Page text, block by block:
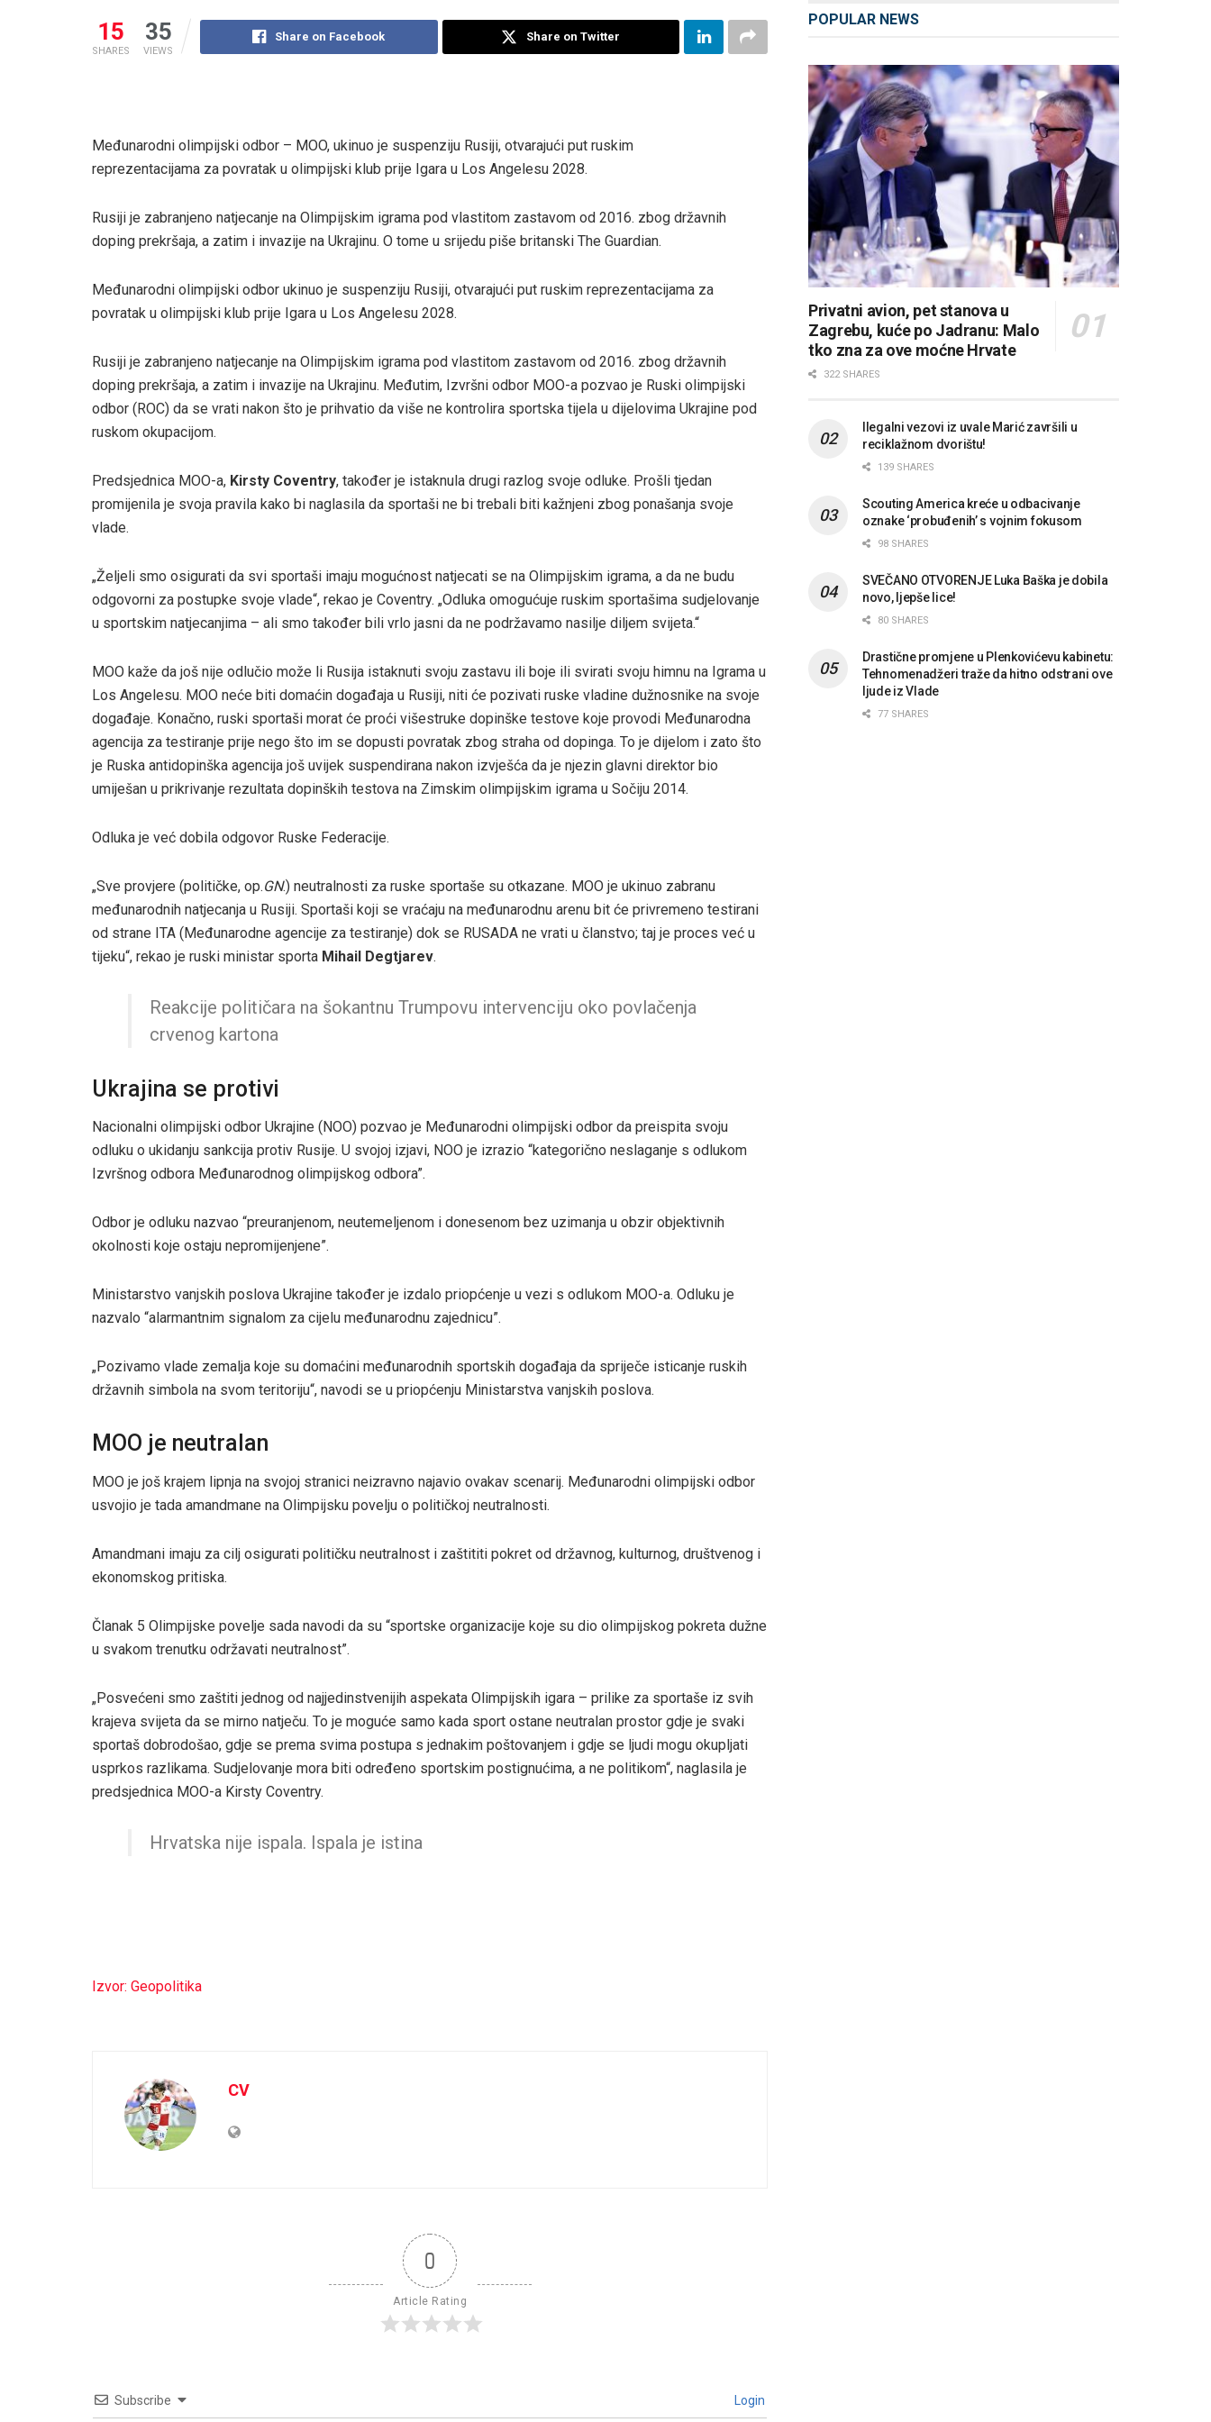
15
SHARES
35
VIEWS
Share on Facebook Share on Twitter
Međunarodni olimpijski odbor – MOO, ukinuo je suspenziju Rusiji, otvarajući put ruskim
reprezentacijama za povratak u olimpijski klub prije Igara u Los Angelesu 2028.
Rusiji je zabranjeno natjecanje na Olimpijskim igrama pod vlastitom zastavom od 2016. zbog državnih
doping prekršaja, a zatim i invazije na Ukrajinu. O tome u srijedu piše britanski The Guardian.
Međunarodni olimpijski odbor ukinuo je suspenziju Rusiji, otvarajući put ruskim reprezentacijama za
povratak u olimpijski klub prije Igara u Los Angelesu 2028.
Rusiji je zabranjeno natjecanje na Olimpijskim igrama pod vlastitom zastavom od 2016. zbog državnih
doping prekršaja, a zatim i invazije na Ukrajinu. Međutim, Izvršni odbor MOO-a pozvao je Ruski olimpijski
odbor (ROC) da se vrati nakon što je prihvatio da više ne kontrolira sportska tijela u dijelovima Ukrajine pod
ruskom okupacijom.
Predsjednica MOO-a, Kirsty Coventry, također je istaknula drugi razlog svoje odluke. Prošli tjedan
promijenila je svoja pravila kako bi naglasila da sportaši ne bi trebali biti kažnjeni zbog ponašanja svoje
vlade.
„Željeli smo osigurati da svi sportaši imaju mogućnost natjecati se na Olimpijskim igrama, a da ne budu
odgovorni za postupke svoje vlade“, rekao je Coventry. „Odluka omogućuje ruskim sportašima sudjelovanje
u sportskim natjecanjima – ali smo također bili vrlo jasni da ne podržavamo nasilje diljem svijeta.“
MOO kaže da još nije odlučio može li Rusija istaknuti svoju zastavu ili boje ili svirati svoju himnu na Igrama u
Los Angelesu. MOO neće biti domaćin događaja u Rusiji, niti će pozivati ​​ruske vladine dužnosnike na svoje
događaje. Konačno, ruski sportaši morat će proći višestruke dopinške testove koje provodi Međunarodna
agencija za testiranje prije nego što im se dopusti povratak zbog straha od dopinga. To je dijelom i zato što
je Ruska antidopinška agencija još uvijek suspendirana nakon izvješća da je njezin glavni direktor bio
umiješan u prikrivanje rezultata dopinških testova na Zimskim olimpijskim igrama u Sočiju 2014.
Odluka je već dobila odgovor Ruske Federacije.
„Sve provjere (političke, op.GN.) neutralnosti za ruske sportaše su otkazane. MOO je ukinuo zabranu
međunarodnih natjecanja u Rusiji. Sportaši koji se vraćaju na međunarodnu arenu bit će privremeno testirani
od strane ITA (Međunarodne agencije za testiranje) dok se RUSADA ne vrati u članstvo; taj je proces već u
tijeku“, rekao je ruski ministar sporta Mihail Degtjarev.
Reakcije političara na šokantnu Trumpovu intervenciju oko povlačenja
crvenog kartona
Ukrajina se protivi
Nacionalni olimpijski odbor Ukrajine (NOO) pozvao je Međunarodni olimpijski odbor da preispita svoju
odluku o ukidanju sankcija protiv Rusije. U svojoj izjavi, NOO je izrazio “kategorično neslaganje s odlukom
Izvršnog odbora Međunarodnog olimpijskog odbora”.
Odbor je odluku nazvao “preuranjenom, neutemeljenom i donesenom bez uzimanja u obzir objektivnih
okolnosti koje ostaju nepromijenjene”.
Ministarstvo vanjskih poslova Ukrajine također je izdalo priopćenje u vezi s odlukom MOO-a. Odluku je
nazvalo “alarmantnim signalom za cijelu međunarodnu zajednicu”.
„Pozivamo vlade zemalja koje su domaćini međunarodnih sportskih događaja da spriječe isticanje ruskih
državnih simbola na svom teritoriju“, navodi se u priopćenju Ministarstva vanjskih poslova.
MOO je neutralan
MOO je još krajem lipnja na svojoj stranici neizravno najavio ovakav scenarij. Međunarodni olimpijski odbor
usvojio je tada amandmane na Olimpijsku povelju o političkoj neutralnosti.
Amandmani imaju za cilj osigurati političku neutralnost i zaštititi pokret od državnog, kulturnog, društvenog i
ekonomskog pritiska.
Članak 5 Olimpijske povelje sada navodi da su “sportske organizacije koje su dio olimpijskog pokreta dužne
u svakom trenutku održavati neutralnost”.
„Posvećeni smo zaštiti jednog od najjedinstvenijih aspekata Olimpijskih igara – prilike za sportaše iz svih
krajeva svijeta da se mirno natječu. To je moguće samo kada sport ostane neutralan prostor gdje je svaki
sportaš dobrodošao, gdje se prema svima postupa s jednakim poštovanjem i gdje se ljudi mogu okupljati
usprkos razlikama. Sudjelovanje mora biti određeno sportskim postignućima, a ne politikom“, naglasila je
predsjednica MOO-a Kirsty Coventry.
Hrvatska nije ispala. Ispala je istina
Izvor: Geopolitika
CV
0
Article Rating
Subscribe Login
POPULAR NEWS
Privatni avion, pet stanova u
Zagrebu, kuće po Jadranu: Malo
tko zna za ove moćne Hrvate
322 SHARES
Ilegalni vezovi iz uvale Marić završili u
reciklažnom dvorištu!
139 SHARES
Scouting America kreće u odbacivanje
oznake ‘probuđenih’ s vojnim fokusom
98 SHARES
SVEČANO OTVORENJE Luka Baška je dobila
novo, ljepše lice!
80 SHARES
Drastične promjene u Plenkovićevu kabinetu:
Tehnomenadžeri traže da hitno odstrani ove
ljude iz Vlade
77 SHARES